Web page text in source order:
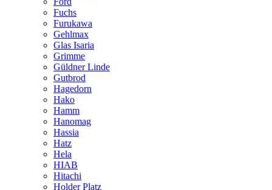
Fuchs
Furukawa
Gehlmax
Glas Isaria
Grimme
Güldner Linde
Gutbrod
Hagedorn
Hako
Hamm
Hanomag
Hassia
Hatz
Hela
HIAB
Hitachi
Holder Platz